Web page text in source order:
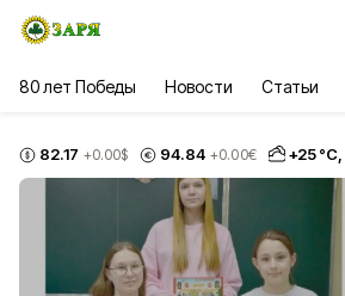
80 лет Победы Новости Статьи
82.17 +0.00$ 94.84 +0.00€ +25°С,